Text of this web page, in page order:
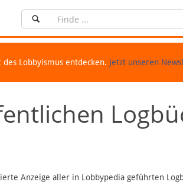
des Lobbyismus entdecken. Jetzt unseren
Anzeige aller in Lobbypedia geführten